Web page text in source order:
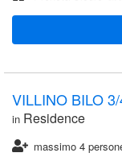
VILLINO BILO
in Residence
massimo 4